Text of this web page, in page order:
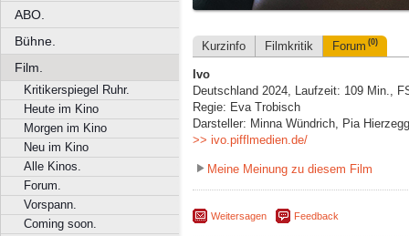
ABO.
Bühne.
Film.
Kritikerspiegel Ruhr.
Heute im Kino
Morgen im Kino
Neu im Kino
Alle Kinos.
Forum.
Vorspann.
Coming soon.
Kurzinfo Filmkritik Forum (0)
Ivo
Deutschland 2024, Laufzeit: 109 Min.,
Regie: Eva Trobisch
Darsteller: Minna Wündrich, Pia
>> ivo.pifflmedien.de/
Meine Meinung zu diesem Film
Weitersagen Feedback